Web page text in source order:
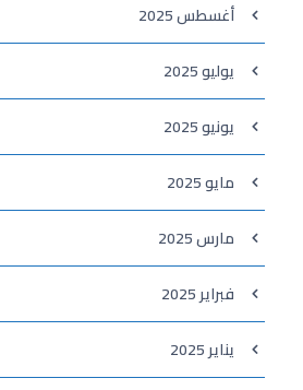
أغسطس 2025
يوليو 2025
يونيو 2025
مايو 2025
مارس 2025
فبراير 2025
يناير 2025